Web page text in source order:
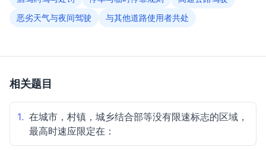
恶劣天气与夜间驾驶
与其他道路使用者共处
相关题目
1. 在城市，村镇，城乡结合部等没有限速标志的区域，
最高时速应限定在：